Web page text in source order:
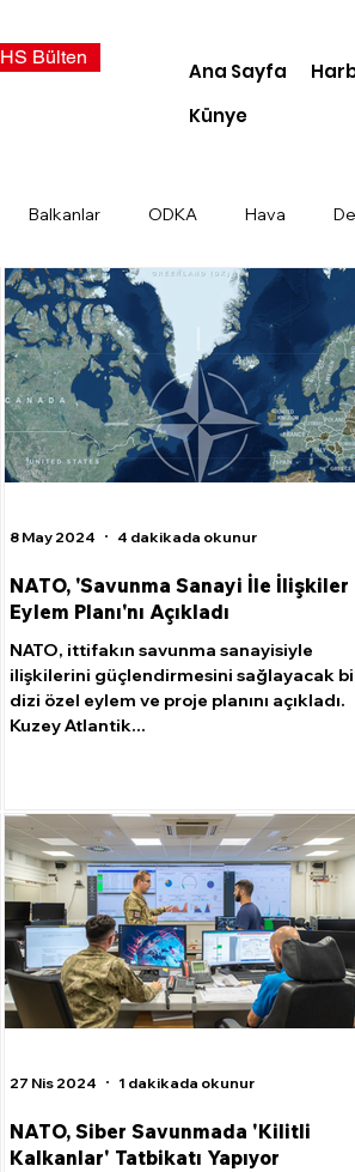
HS Bülten
Ana Sayfa
Künye
Balkanlar ODKA Hava
Dosya Haber Kara Türk Devletleri
NATO, 'Savunma Sanayi İle İlişkiler
Eylem Planı'nı Açıkladı
NATO, ittifakın savunma sanayisiyle
ilişkilerini güçlendirmesini sağlayacak
dizi özel eylem ve proje planını açıkladı.
Kuzey Atlantik...
8 May 2024 4 dakikada okunur
NATO, Siber Savunmada 'Kilitli
Kalkanlar' Tatbikatı Yapıyor
27 Nis 2024 1 dakikada okunur